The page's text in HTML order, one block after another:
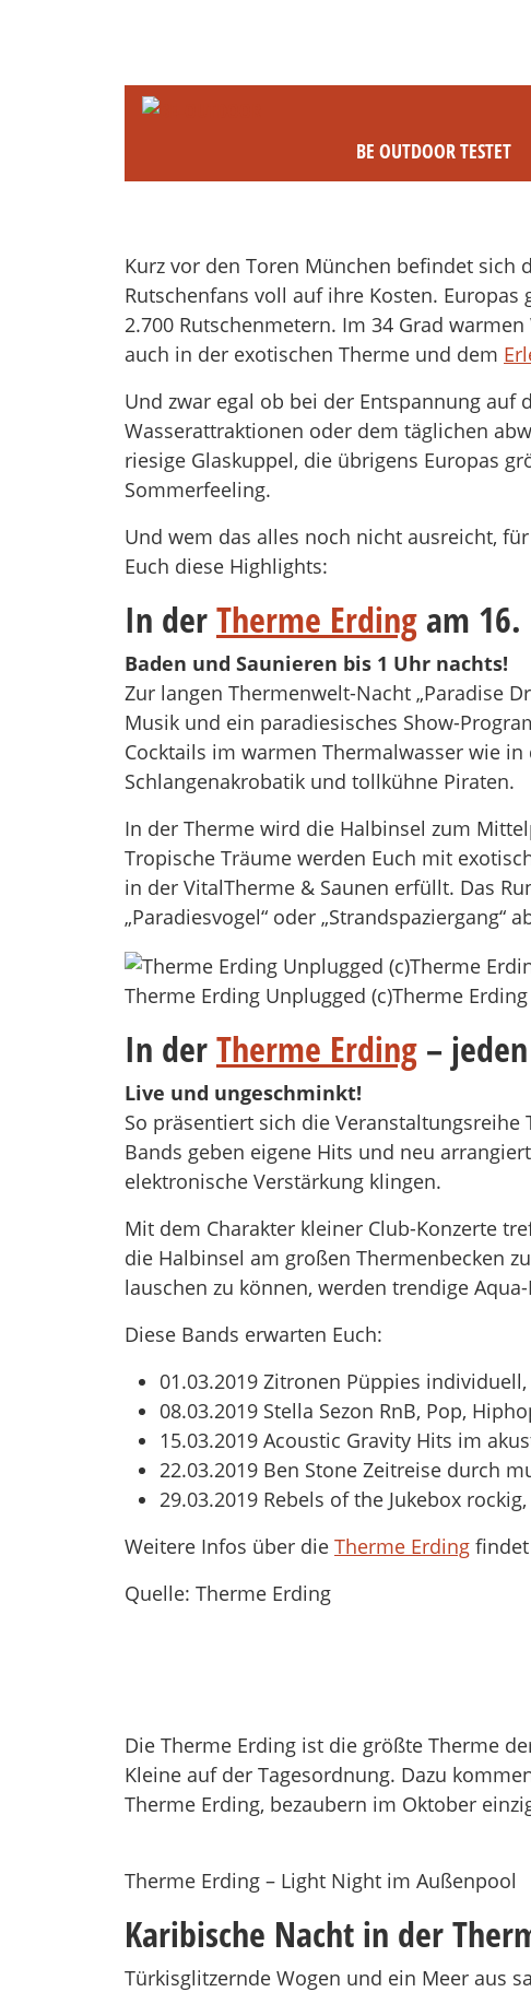
BE OUTDOOR TESTET
Kurz vor den Toren München befindet sich
Rutschenfans voll auf ihre Kosten.
2.700 Rutschenmetern. Im 34 Grad
auch in der exotischen Therme und dem
Und zwar egal ob bei der Entspannung
Wasserattraktionen oder dem täglichen
riesige Glaskuppel, die übrigens Europas
Sommerfeeling.
Und wem das alles noch nicht ausreicht,
Euch diese Highlights:
In derTherme Erdingam 16.
Baden und Saunieren bis 1 Uhr nachts!
Zur langen Thermenwelt-Nacht „Paradise
Musik und ein paradiesisches Show-
Cocktails im warmen Thermalwasser wie
Schlangenakrobatik und tollkühne Piraten.
In der Therme wird die Halbinsel zum
Tropische Träume werden Euch mit
in der VitalTherme & Saunen erfüllt. Das
„Paradiesvogel“ oder
Therme Erding Unplugged (c)Therme Erding
In derTherme Erding –
Live und ungeschminkt!
So präsentiert sich die Veranstaltungsreihe
Bands geben eigene Hits und neu
elektronische Verstärkung klingen.
Mit dem Charakter kleiner Club-Konzerte
die Halbinsel am großen Thermenbecken
lauschen zu können, werden trendige
Diese Bands erwarten Euch:
01.03.2019 Zitronen Püppies
08.03.2019 Stella Sezon RnB, Pop,
15.03.2019 Acoustic Gravity Hits im
22.03.2019 Ben Stone Zeitreise durch
29.03.2019 Rebels of the Jukebox
Weitere Infos über die Therme Erding
Quelle: Therme Erding
Die Therme Erding ist die größte Therme
Kleine auf der Tagesordnung. Dazu
Therme Erding, bezaubern im Oktober
Therme Erding – Light Night im Außenpool
Karibische Nacht in der
Türkisglitzernde Wogen und ein Meer aus